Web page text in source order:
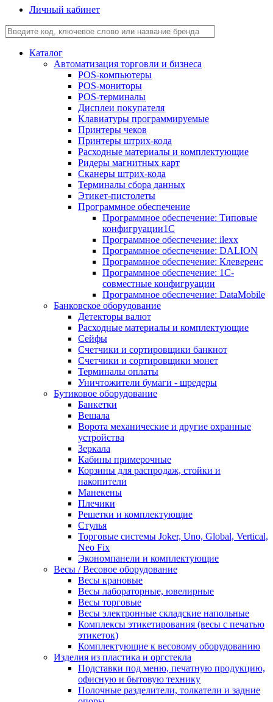
Личный кабинет
Каталог
Автоматизация торговли и бизнеса
POS-компьютеры
POS-мониторы
POS-терминалы
Дисплеи покупателя
Клавиатуры программируемые
Принтеры чеков
Принтеры штрих-кода
Расходные материалы и комплектующие
Ридеры магнитных карт
Сканеры штрих-кода
Терминалы сбора данных
Этикет-пистолеты
Программное обеспечение
Программное обеспечение: Типовые
конфигруации1С
Программное обеспечение: ilexx
Программное обеспечение: DALION
Программное обеспечение: Клеверенс
Программное обеспечение: 1С-
совместные конфигруации
Программное обеспечение: DataMobile
Банковское оборудование
Детекторы валют
Расходные материалы и комплектующие
Сейфы
Счетчики и сортировщики банкнот
Счетчики и сортировщики монет
Терминалы оплаты
Уничтожители бумаги - шредеры
Бутиковое оборудование
Банкетки
Вешала
Ворота механические и другие охранные
устройства
Зеркала
Кабины примерочные
Корзины для распродаж, стойки и
накопители
Манекены
Плечики
Решетки и комплектующие
Стулья
Торговые системы Joker, Uno, Global, Vertical,
Neo Fix
Экономпанели и комплектующие
Весы / Весовое оборудование
Весы крановые
Весы лабораторные, ювелирные
Весы торговые
Весы электронные складские напольные
Комплексы этикетирования (весы с печатью
этикеток)
Комплектующие к весовому оборудованию
Изделия из пластика и оргстекла
Подставки под меню, печатную продукцию,
офисную и бытовую технику
Полочные разделители, толкатели и задние